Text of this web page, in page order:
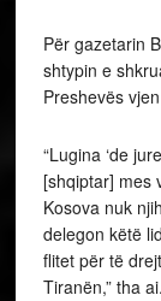
Për gazetarin
shtypin e
Preshevës
“Lugina ‘de
[shqiptar] mes
Kosova nuk
delegon këtë
flitet për të
Tiranën,” tha ai.